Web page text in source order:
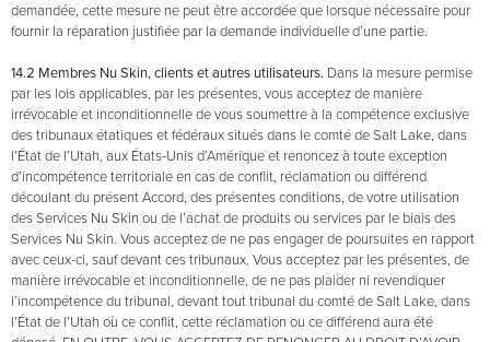
demandée, cette mesure ne peut être accordée que lorsque nécessaire pour
fournir la réparation justifiée par la demande individuelle d’une partie.
14.2 Membres Nu Skin, clients et autres utilisateurs. Dans la mesure permise
par les lois applicables, par les présentes, vous acceptez de manière
irrévocable et inconditionnelle de vous soumettre à la compétence exclusive
des tribunaux étatiques et fédéraux situés dans le comté de Salt Lake, dans
l’État de l’Utah, aux États-Unis d’Amérique et renoncez à toute exception
d’incompétence territoriale en cas de conflit, réclamation ou différend
découlant du présent Accord, des présentes conditions, de votre utilisation
des Services Nu Skin ou de l’achat de produits ou services par le biais des
Services Nu Skin. Vous acceptez de ne pas engager de poursuites en rapport
avec ceux-ci, sauf devant ces tribunaux. Vous acceptez par les présentes, de
manière irrévocable et inconditionnelle, de ne pas plaider ni revendiquer
l’incompétence du tribunal, devant tout tribunal du comté de Salt Lake, dans
l’État de l’Utah où ce conflit, cette réclamation ou ce différend aura été